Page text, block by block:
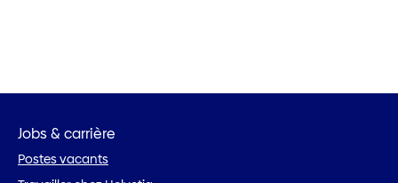
Jobs & carrière
Postes vacants